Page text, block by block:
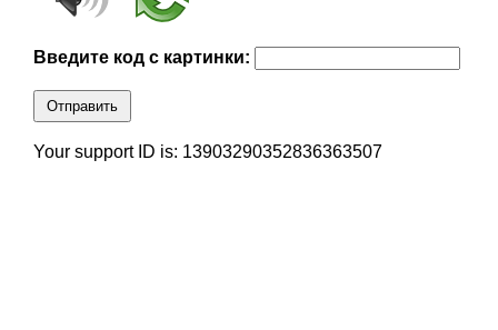
Введите код с картинки:
Отправить
Your support ID is: 13903290352836363507